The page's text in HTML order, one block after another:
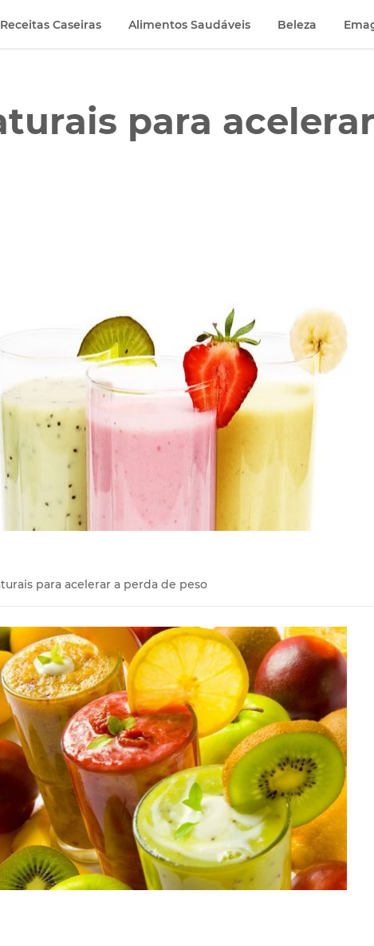
para
para acelerar a perda de peso
Receitas Caseiras Alimentos Saudáveis Beleza